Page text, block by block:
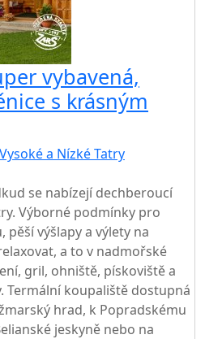
vybavená,
s krásným
Vysoké a Nízké Tatry
se nabízejí dechberoucí
Výborné podmínky pro
výšlapy a výlety na
a to v nadmořské
gril, ohniště, pískoviště a
Termální koupaliště dostupná
hrad, k Popradskému
jeskyně nebo na